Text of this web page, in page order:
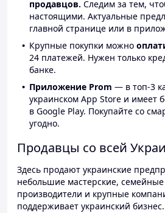
продавцов. Следим за тем,
настоящими. Актуальные
главной странице или в
Крупные покупки можно
24 платежей. Нужен только
банке.
Приложение Prom — в топ-3
украинском App Store и имеет
в Google Play. Покупайте со
угодно.
Продавцы со всей
Здесь продают украинские
небольшие мастерские,
производители и крупные
поддерживает украинский бизнес.